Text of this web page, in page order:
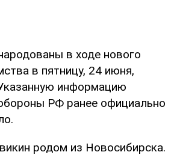
в ходе нового
в пятницу, 24 июня,
информацию
РФ ранее официально
родом из Новосибирска.